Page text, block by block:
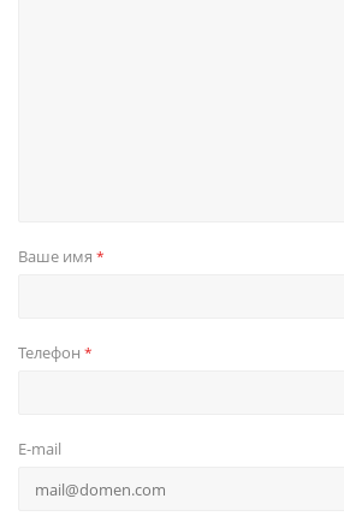
Ваше имя *
Телефон *
E-mail